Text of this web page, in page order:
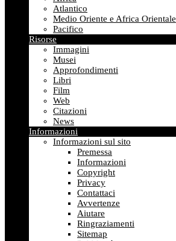
Atlantico
Medio Oriente e Africa Orientale
Pacifico
Risorse
Immagini
Musei
Approfondimenti
Libri
Film
Web
Citazioni
News
Informazioni
Informazioni sul sito
Premessa
Informazioni
Copyright
Privacy
Contattaci
Avvertenze
Aiutare
Ringraziamenti
Sitemap